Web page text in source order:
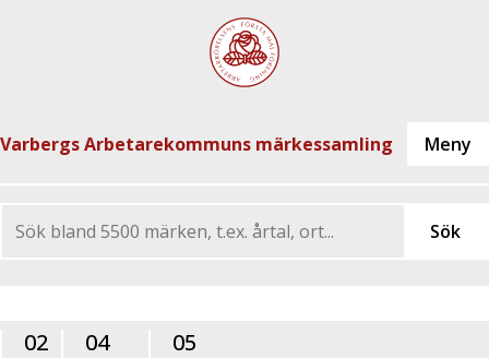
Varbergs Arbetarekommuns märkessamling
02 04 05